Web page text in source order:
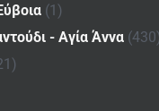
(1)
- Αγία Άννα (430)